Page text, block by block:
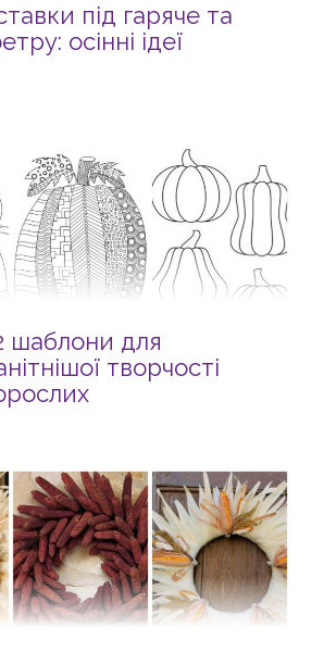
під гаряче та
осінні ідеї
шаблони для
творчості